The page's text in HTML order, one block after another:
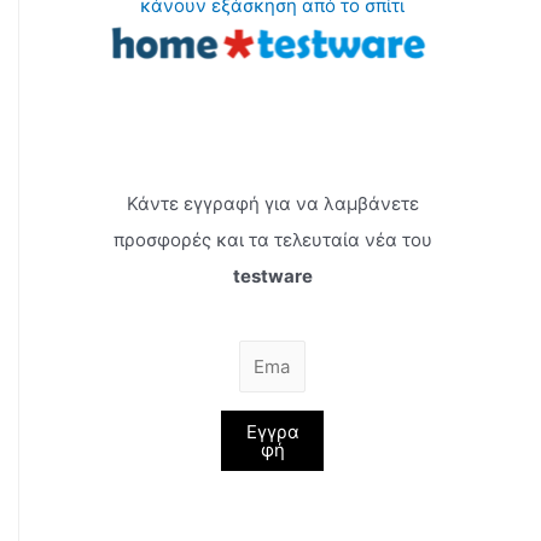
κάνουν εξάσκηση από το σπίτι
Κάντε εγγραφή για να λαμβάνετε
προσφορές και τα τελευταία νέα του
testware
Εγγρα
φή